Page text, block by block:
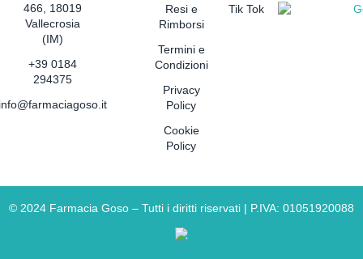
466, 18019
Vallecrosia
(IM)
+39 0184
294375
Resi e
Rimborsi
Termini e
Condizioni
Privacy
Policy
Cookie
Policy
Tik Tok
© 2024 Farmacia Goso – Tutti i diritti riservati | P.IVA: 01051920088